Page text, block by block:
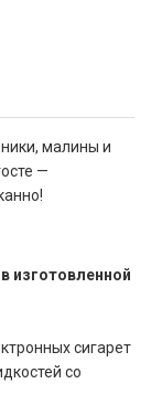
малины и
—
изготовленной
сигарет
со